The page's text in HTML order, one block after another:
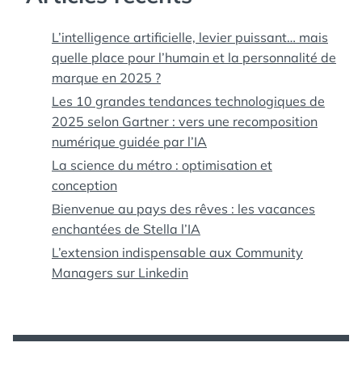
L’intelligence artificielle, levier puissant… mais
quelle place pour l’humain et la personnalité de
marque en 2025 ?
Les 10 grandes tendances technologiques de
2025 selon Gartner : vers une recomposition
numérique guidée par l’IA
La science du métro : optimisation et
conception
Bienvenue au pays des rêves : les vacances
enchantées de Stella l’IA
L’extension indispensable aux Community
Managers sur Linkedin